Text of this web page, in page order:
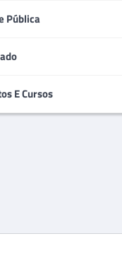
Pública
E Cursos
não será publicado.